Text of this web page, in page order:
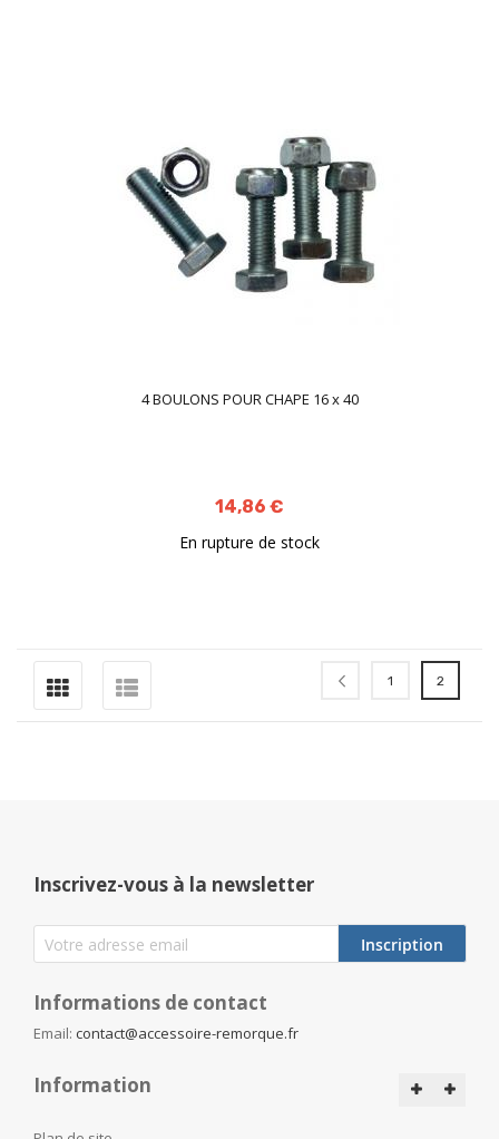
4 BOULONS POUR CHAPE 16 x 40
14,86 €
En rupture de stock
Précédent
1 2
Inscrivez-vous à la newsletter
Inscription
Informations de contact
Email: contact@accessoire-remorque.fr
Information